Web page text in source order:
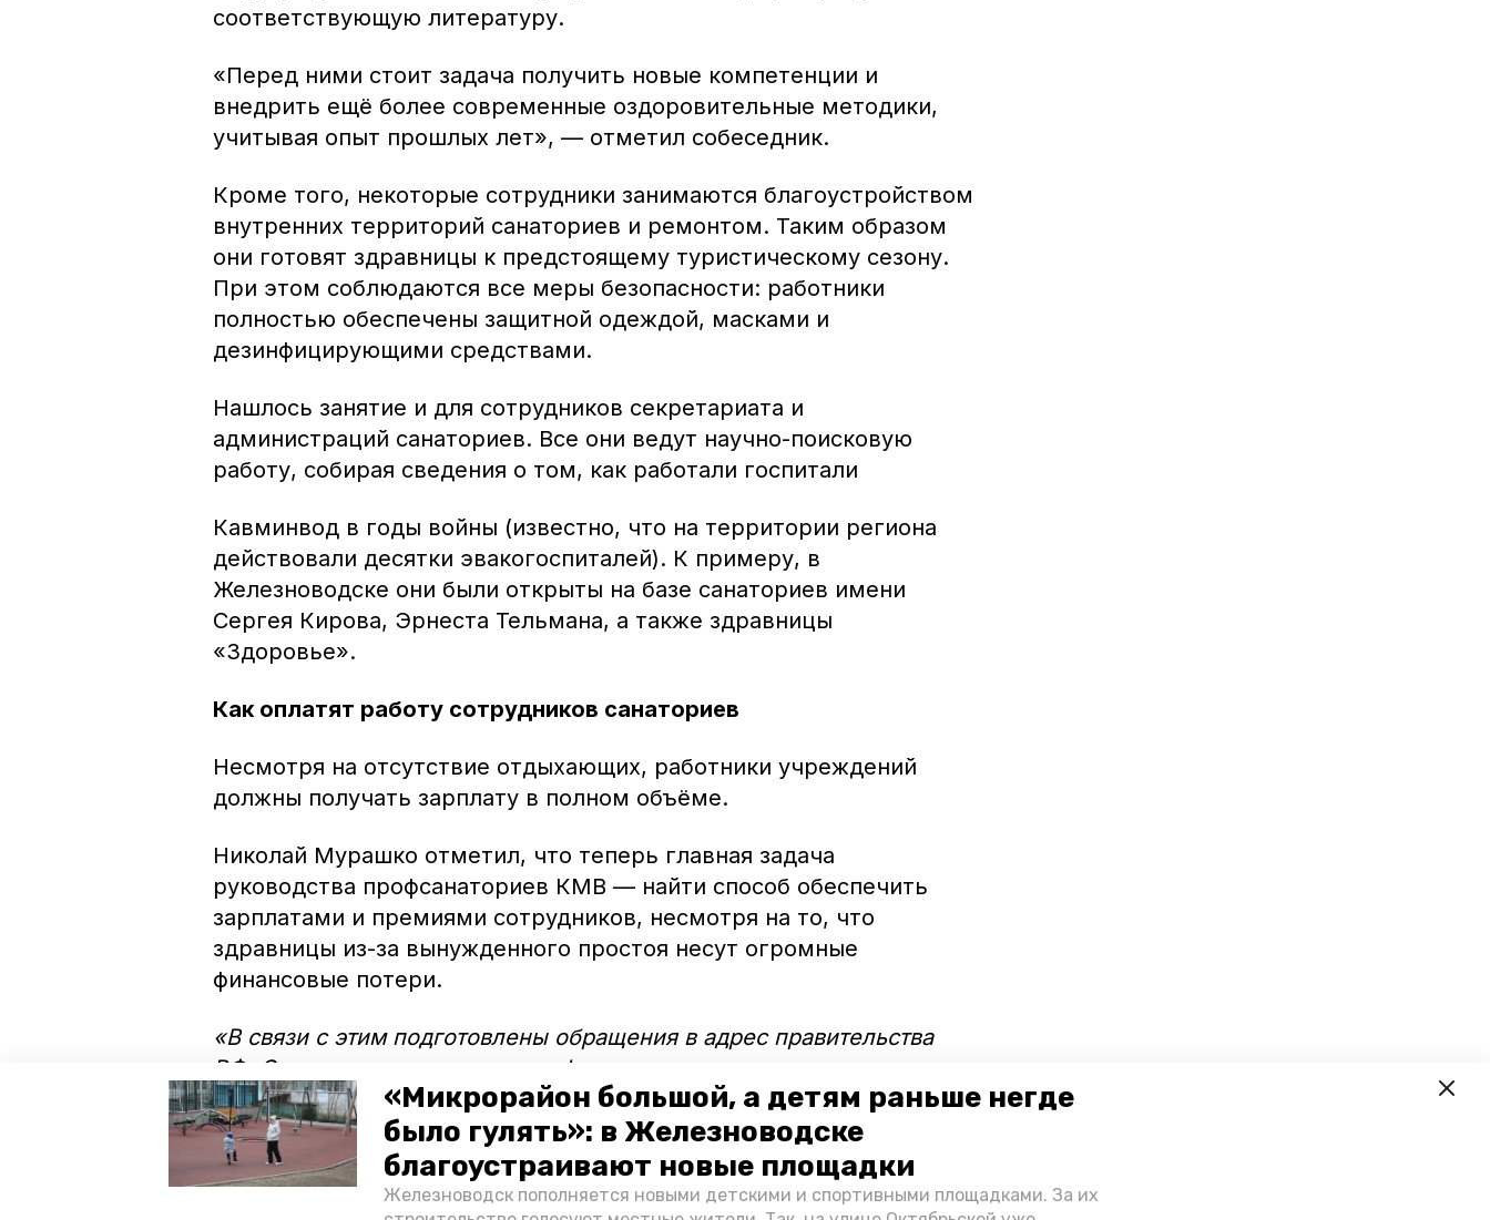
«Микрорайон большой, а детям раньше негде
было гулять»: в Железноводске
благоустраивают новые площадки
Железноводск пополняется новыми детскими и спортивными площадками. За их
соответствующую литературу.
«Перед ними стоит задача получить новые компетенции и
внедрить ещё более современные оздоровительные методики,
учитывая опыт прошлых лет», — отметил собеседник.
Кроме того, некоторые сотрудники занимаются благоустройством
внутренних территорий санаториев и ремонтом. Таким образом
они готовят здравницы к предстоящему туристическому сезону.
При этом соблюдаются все меры безопасности: работники
полностью обеспечены защитной одеждой, масками и
дезинфицирующими средствами.
Нашлось занятие и для сотрудников секретариата и
администраций санаториев. Все они ведут научно-поисковую
работу, собирая сведения о том, как работали госпитали
Кавминвод в годы войны (известно, что на территории региона
действовали десятки эвакогоспиталей). К примеру, в
Железноводске они были открыты на базе санаториев имени
Сергея Кирова, Эрнеста Тельмана, а также здравницы
«Здоровье».
Как оплатят работу сотрудников санаториев
Несмотря на отсутствие отдыхающих, работники учреждений
должны получать зарплату в полном объёме.
Николай Мурашко отметил, что теперь главная задача
руководства профсанаториев КМВ — найти способ обеспечить
зарплатами и премиями сотрудников, несмотря на то, что
здравницы из-за вынужденного простоя несут огромные
финансовые потери.
«В связи с этим подготовлены обращения в адрес правительства
РФ, Ставропольского края, профильных министерств и ведомств,
где говорится, что фокус государственной поддержки должен быть
направлен на поддержку санаторно-курортной системы массового
оздоровления и на так называемые «народные» санатории,
предоставляющие услуги в доступном ценовом сегменте», —